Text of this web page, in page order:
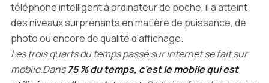
téléphone intelligent à ordinateur de poche, il a atteint
des niveaux surprenants en matière de puissance, de
photo ou encore de qualité d'affichage.
Les trois quarts du temps passé sur internet se fait sur
mobile.Dans75 % du temps, c'est le mobile qui est